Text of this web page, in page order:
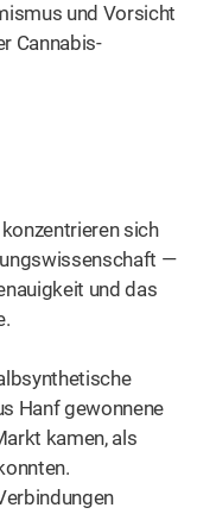
und Vorsicht
Cannabis-
sich
—
und das
Hanf gewonnene
kamen, als